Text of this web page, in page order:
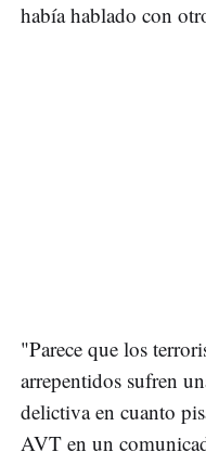
había hablado con
"Parece que los
arrepentidos sufren
delictiva en cuanto
AVT en un